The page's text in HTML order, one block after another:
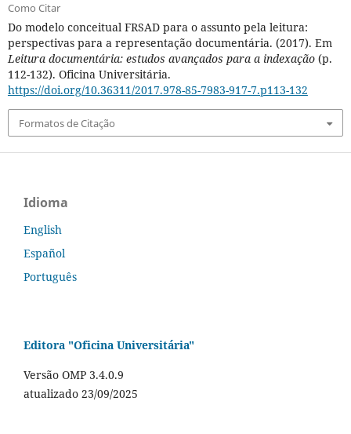
Como Citar
Do modelo conceitual FRSAD para o assunto pela leitura:
perspectivas para a representação documentária. (2017). Em
Leitura documentária: estudos avançados para a indexação(p.
112-132). Oficina Universitária.
https://doi.org/10.36311/2017.978-85-7983-917-7.p113-132
Formatos de Citação
Idioma
English
Español
Português
Editora "Oficina Universitária"
Versão OMP 3.4.0.9
atualizado 23/09/2025